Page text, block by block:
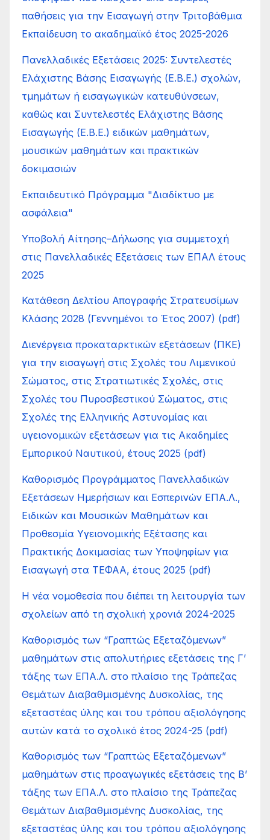
παθήσεις για την Εισαγωγή στην Τριτοβάθμια
Εκπαίδευση το ακαδημαϊκό έτος 2025-2026
Πανελλαδικές Εξετάσεις 2025: Συντελεστές
Ελάχιστης Βάσης Εισαγωγής (Ε.Β.Ε.) σχολών,
τμημάτων ή εισαγωγικών κατευθύνσεων,
καθώς και Συντελεστές Ελάχιστης Βάσης
Εισαγωγής (Ε.Β.Ε.) ειδικών μαθημάτων,
μουσικών μαθημάτων και πρακτικών
δοκιμασιών
Εκπαιδευτικό Πρόγραμμα "Διαδίκτυο με
ασφάλεια"
Υποβολή Αίτησης–Δήλωσης για συμμετοχή
στις Πανελλαδικές Εξετάσεις των ΕΠΑΛ έτους
2025
Κατάθεση Δελτίου Απογραφής Στρατευσίμων
Κλάσης 2028 (Γεννημένοι το Έτος 2007) (pdf)
Διενέργεια προκαταρκτικών εξετάσεων (ΠΚΕ)
για την εισαγωγή στις Σχολές του Λιμενικού
Σώματος, στις Στρατιωτικές Σχολές, στις
Σχολές του Πυροσβεστικού Σώματος, στις
Σχολές της Ελληνικής Αστυνομίας και
υγειονομικών εξετάσεων για τις Ακαδημίες
Εμπορικού Ναυτικού, έτους 2025 (pdf)
Καθορισμός Προγράμματος Πανελλαδικών
Εξετάσεων Ημερήσιων και Εσπερινών ΕΠΑ.Λ.,
Ειδικών και Μουσικών Μαθημάτων και
Προθεσμία Υγειονομικής Εξέτασης και
Πρακτικής Δοκιμασίας των Υποψηφίων για
Εισαγωγή στα ΤΕΦΑΑ, έτους 2025 (pdf)
Η νέα νομοθεσία που διέπει τη λειτουργία των
σχολείων από τη σχολική χρονιά 2024-2025
Καθορισμός των “Γραπτώς Εξεταζόμενων”
μαθημάτων στις απολυτήριες εξετάσεις της Γ’
τάξης των ΕΠΑ.Λ. στο πλαίσιο της Τράπεζας
Θεμάτων Διαβαθμισμένης Δυσκολίας, της
εξεταστέας ύλης και του τρόπου αξιολόγησης
αυτών κατά το σχολικό έτος 2024-25 (pdf)
Καθορισμός των “Γραπτώς Εξεταζόμενων”
μαθημάτων στις προαγωγικές εξετάσεις της Β’
τάξης των ΕΠΑ.Λ. στο πλαίσιο της Τράπεζας
Θεμάτων Διαβαθμισμένης Δυσκολίας, της
εξεταστέας ύλης και του τρόπου αξιολόγησης